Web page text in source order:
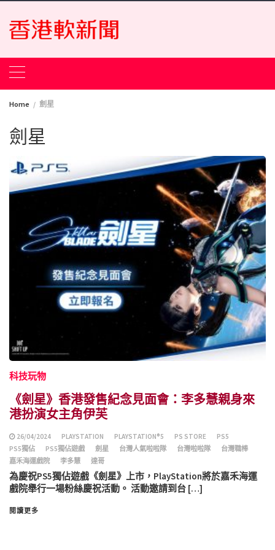
Skip
content
Home 劍星
劍星
科技玩物
《劍星》香港發售紀念見面會：李多慧親身來
港扮演女主角伊芙
26/04/2024 PLAYSTATION️ PLAYSTATION®5 PS STORE
PS5
PS5獨佔
PS5獨佔遊戲 劍星 台灣人氣啦啦隊 台灣啦啦隊
台灣職棒
嘉禾海運戲院
李多慧 達哥
為慶祝PS5獨佔遊戲《劍星》上市，PlayStation️將於嘉禾海運
戲院舉行一場粉絲慶祝活動。 活動邀請到台 […]
閱讀更多